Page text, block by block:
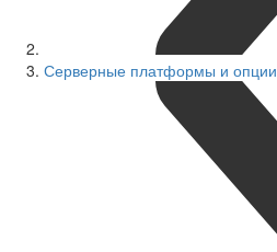
Серверные платформы и опции